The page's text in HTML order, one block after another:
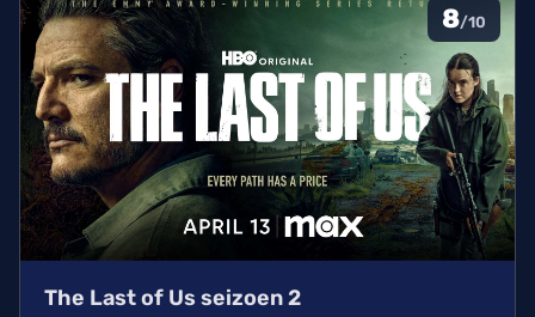
8/10
The Last of Us seizoen 2